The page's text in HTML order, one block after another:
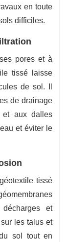
en toute
difficiles.
pores et à
tissé laisse
de sol. Il
de drainage
et aux dalles
et éviter le
tissé
et
les talus et
sol tout en